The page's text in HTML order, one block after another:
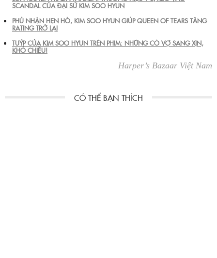
SCANDAL CỦA ĐẠI SỨ KIM SOO HYUN
PHỦ NHẬN HẸN HÒ, KIM SOO HYUN GIÚP QUEEN OF TEARS TĂNG
RATING TRỞ LẠI
TUÝP CỦA KIM SOO HYUN TRÊN PHIM: NHỮNG CÔ VỢ SANG XỊN,
KHÓ CHIỀU!
Harper’s Bazaar Việt Nam